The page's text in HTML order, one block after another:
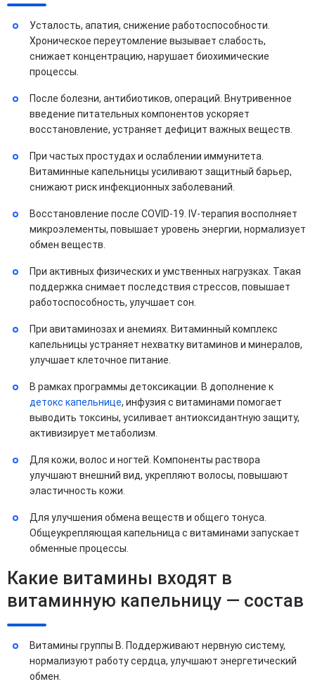
Усталость, апатия, снижение работоспособности.
Хроническое переутомление вызывает слабость,
снижает концентрацию, нарушает биохимические
процессы.
После болезни, антибиотиков, операций. Внутривенное
введение питательных компонентов ускоряет
восстановление, устраняет дефицит важных веществ.
При частых простудах и ослаблении иммунитета.
Витаминные капельницы усиливают защитный барьер,
снижают риск инфекционных заболеваний.
Восстановление после COVID-19. IV-терапия восполняет
микроэлементы, повышает уровень энергии, нормализует
обмен веществ.
При активных физических и умственных нагрузках. Такая
поддержка снимает последствия стрессов, повышает
работоспособность, улучшает сон.
При авитаминозах и анемиях. Витаминный комплекс
капельницы устраняет нехватку витаминов и минералов,
улучшает клеточное питание.
В рамках программы детоксикации. В дополнение к
детокс капельнице, инфузия с витаминами помогает
выводить токсины, усиливает антиоксидантную защиту,
активизирует метаболизм.
Для кожи, волос и ногтей. Компоненты раствора
улучшают внешний вид, укрепляют волосы, повышают
эластичность кожи.
Для улучшения обмена веществ и общего тонуса.
Общеукрепляющая капельница с витаминами запускает
обменные процессы.
Какие витамины входят в
витаминную капельницу — состав
Витамины группы B. Поддерживают нервную систему,
нормализуют работу сердца, улучшают энергетический
обмен.